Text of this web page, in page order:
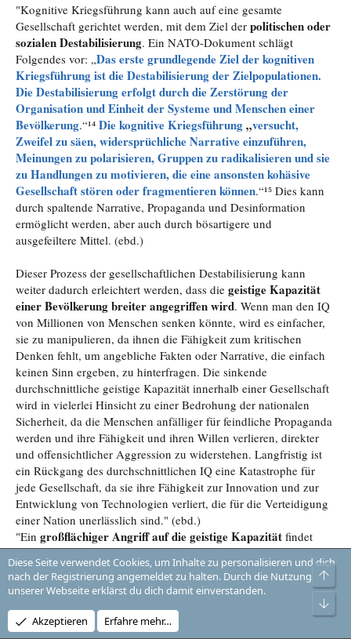
"Kognitive Kriegsführung kann auch auf eine gesamte
Gesellschaft gerichtet werden, mit dem Ziel der politischen oder
sozialen Destabilisierung. Ein NATO-Dokument schlägt
Folgendes vor: „Das erste grundlegende Ziel der kognitiven
Kriegsführung ist die Destabilisierung der Zielpopulationen.
Die Destabilisierung erfolgt durch die Zerstörung der
Organisation und Einheit der Systeme und Menschen einer
Bevölkerung.“¹⁴ Die kognitive Kriegsführung„versucht,
Zweifel zu säen, widersprüchliche Narrative einzuführen,
Meinungen zu polarisieren, Gruppen zu radikalisieren und sie
zu Handlungen zu motivieren, die eine ansonsten kohäsive
Gesellschaft stören oder fragmentieren können.“¹⁵ Dies kann
durch spaltende Narrative, Propaganda und Desinformation
ermöglicht werden, aber auch durch bösartigere und
ausgefeiltere Mittel. (ebd.)
Dieser Prozess der gesellschaftlichen Destabilisierung kann
weiter dadurch erleichtert werden, dass die geistige Kapazität
einer Bevölkerung breiter angegriffen wird. Wenn man den IQ
von Millionen von Menschen senken könnte, wird es einfacher,
sie zu manipulieren, da ihnen die Fähigkeit zum kritischen
Denken fehlt, um angebliche Fakten oder Narrative, die einfach
keinen Sinn ergeben, zu hinterfragen. Die sinkende
durchschnittliche geistige Kapazität innerhalb einer Gesellschaft
wird in vielerlei Hinsicht zu einer Bedrohung der nationalen
Sicherheit, da die Menschen anfälliger für feindliche Propaganda
werden und ihre Fähigkeit und ihren Willen verlieren, direkter
und offensichtlicher Aggression zu widerstehen. Langfristig ist
ein Rückgang des durchschnittlichen IQ eine Katastrophe für
jede Gesellschaft, da sie ihre Fähigkeit zur Innovation und zur
Entwicklung von Technologien verliert, die für die Verteidigung
einer Nation unerlässlich sind." (ebd.)
"Ein großflächiger Angriff auf die geistige Kapazität findet
möglicherweise bereits in westlichen Gesellschaften statt, da die
IQ-Werte in den letzten Jahrzehnten signifikant gesunken sind,
ohne dass es eine plausible Erklärung dafür gäbe.¹⁷ [...]
Die Situation scheint sich seit Beginn der Pandemie im Jahr 2020
noch verschlechtert zu haben. Eine Studie des
Journal of Medicinemit 800.000 Erwachsenen in England
Diese Seite verwendet Cookies, um Inhalte zu personalisieren und dich
nach der Registrierung angemeldet zu halten. Durch die Nutzung
unserer Webseite erklärst du dich damit einverstanden.
Akzeptieren Erfahre mehr…